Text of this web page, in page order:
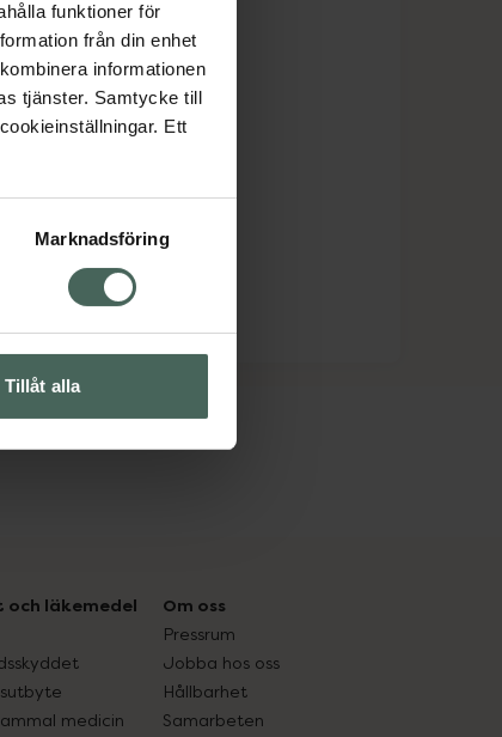
funktioner för
från din enhet
informationen
tjänster. Samtycke till
Ett
Marknadsföring
Tillåt alla
och läkemedel
medicin
Om oss
Pressrum
Jobba hos oss
Hållbarhet
Samarbeten